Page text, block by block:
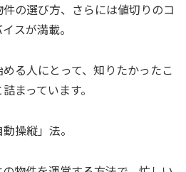
の選び方、さらには値切りのコ
スが満載。
る人にとって、知りたかったこ
まっています。
操縦」法。